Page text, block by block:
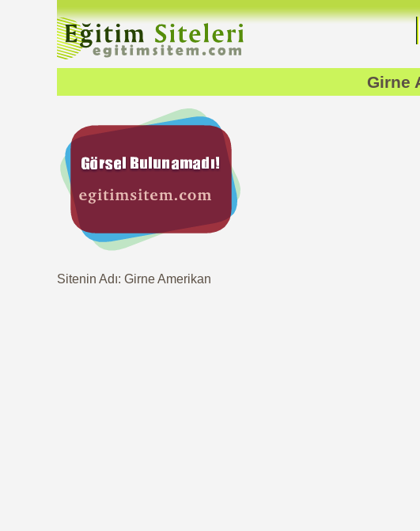
Girne
Sitenin Adı: Girne Amerikan